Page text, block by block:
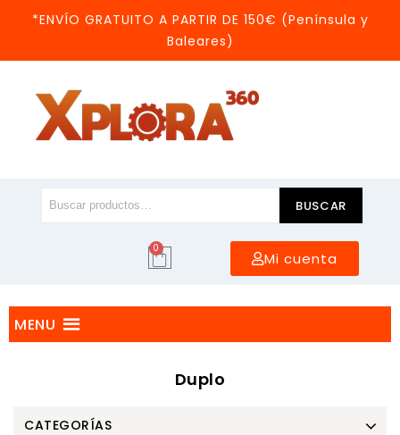
*ENVÍO GRATUITO A PARTIR DE 150€ (Península y
Baleares)
BUSCAR
0
Mi cuenta
MENU
Duplo
CATEGORÍAS